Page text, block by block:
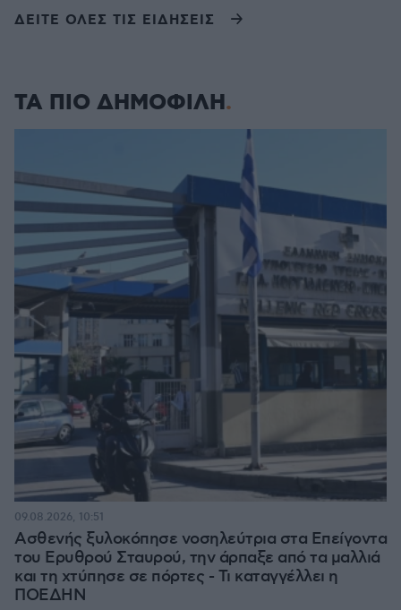
ΔΕΙΤΕ ΟΛΕΣ ΤΙΣ ΕΙΔΗΣΕΙΣ
ΤΑ ΠΙΟ ΔΗΜΟΦΙΛΗ
Ασθενής ξυλοκόπησε νοσηλεύτρια στα Επείγοντα
του Ερυθρού Σταυρού, την άρπαξε από τα μαλλιά
και τη χτύπησε σε πόρτες - Τι καταγγέλλει η
ΠΟΕΔΗΝ
09.08.2026, 10:51